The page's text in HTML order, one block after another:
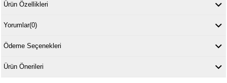
Ürün Özellikleri
Yorumlar(0)
Ödeme Seçenekleri
Ürün Önerileri